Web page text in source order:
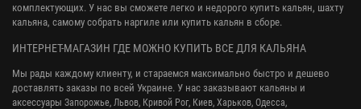
комплектующих. У нас вы сможете легко и недорого купить кальян, шахту
кальяна, самому собрать наргиле или купить кальян в сборе.
ИНТЕРНЕТ-МАГАЗИН ГДЕ МОЖНО КУПИТЬ ВСЕ ДЛЯ КАЛЬЯНА
Мы рады каждому клиенту, и стараемся максимально быстро и дешево
доставлять заказы по всей Украине. У нас заказывают кальяны и
аксессуары Запорожье, Львов, Кривой Рог, Киев, Харьков, Одесса,